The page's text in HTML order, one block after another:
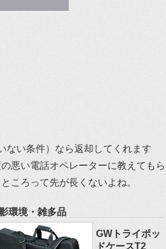
ない条件）なら返却してくれます
悪い電話オペレーターに教えてもら
ころって先が長くないよね。
環境・雑多品
GWトライポッ
ドケースT2